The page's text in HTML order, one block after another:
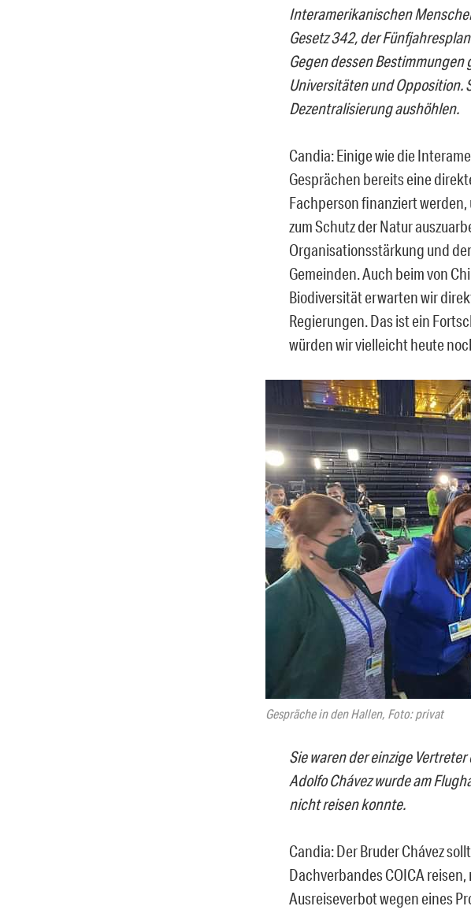
Interamerikanischen
Gesetz 342, der
Gegen dessen
Universitäten und Opposition.
Dezentralisierung aushöhlen.
Candia: Einige wie die
Gesprächen bereits eine
Fachperson finanziert
zum Schutz der Natur
Organisationsstärkung und
Gemeinden. Auch beim von
Biodiversität erwarten wir
Regierungen. Das ist ein
würden wir vielleicht heute
Gespräche in den Hallen, Foto: privat
Sie waren der einzige
Adolfo Chávez wurde am
nicht reisen konnte.
Candia: Der Bruder Chávez
Dachverbandes COICA
Ausreiseverbot wegen eines